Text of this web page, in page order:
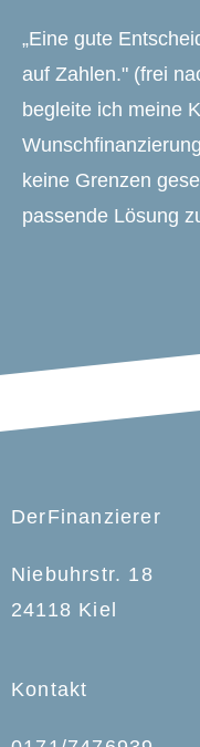
„Eine gute
auf Zahlen." (frei
begleite ich meine
keine Grenzen
passende Lösung
DerFinanzierer
Niebuhrstr. 18
24118 Kiel
Kontakt